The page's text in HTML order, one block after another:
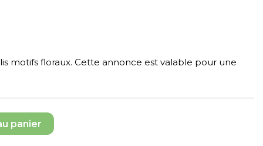
motifs floraux. Cette annonce est valable pour une
panier